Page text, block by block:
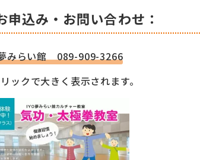
込み・お問い合わせ：
みらい館 089-909-3266
ックで大きく表示されます。